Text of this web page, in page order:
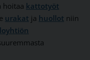
hoitaa kattotyöt
urakat ja huollot niin